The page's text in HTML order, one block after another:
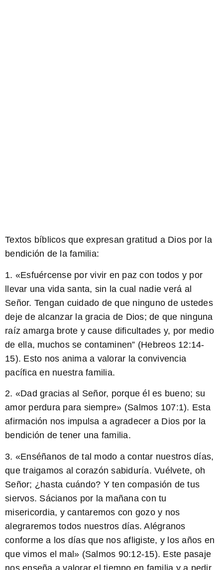
Textos bíblicos que expresan gratitud a Dios por la
bendición de la familia:
1. «Esfuércense por vivir en paz con todos y por
llevar una vida santa, sin la cual nadie verá al
Señor. Tengan cuidado de que ninguno de ustedes
deje de alcanzar la gracia de Dios; de que ninguna
raíz amarga brote y cause dificultades y, por medio
de ella, muchos se contaminen” (Hebreos 12:14-
15). Esto nos anima a valorar la convivencia
pacífica en nuestra familia.
2. «Dad gracias al Señor, porque él es bueno; su
amor perdura para siempre» (Salmos 107:1). Esta
afirmación nos impulsa a agradecer a Dios por la
bendición de tener una familia.
3. «Enséñanos de tal modo a contar nuestros días,
que traigamos al corazón sabiduría. Vuélvete, oh
Señor; ¿hasta cuándo? Y ten compasión de tus
siervos. Sácianos por la mañana con tu
misericordia, y cantaremos con gozo y nos
alegraremos todos nuestros días. Alégranos
conforme a los días que nos afligiste, y los años en
que vimos el mal» (Salmos 90:12-15). Este pasaje
nos enseña a valorar el tiempo en familia y a pedir